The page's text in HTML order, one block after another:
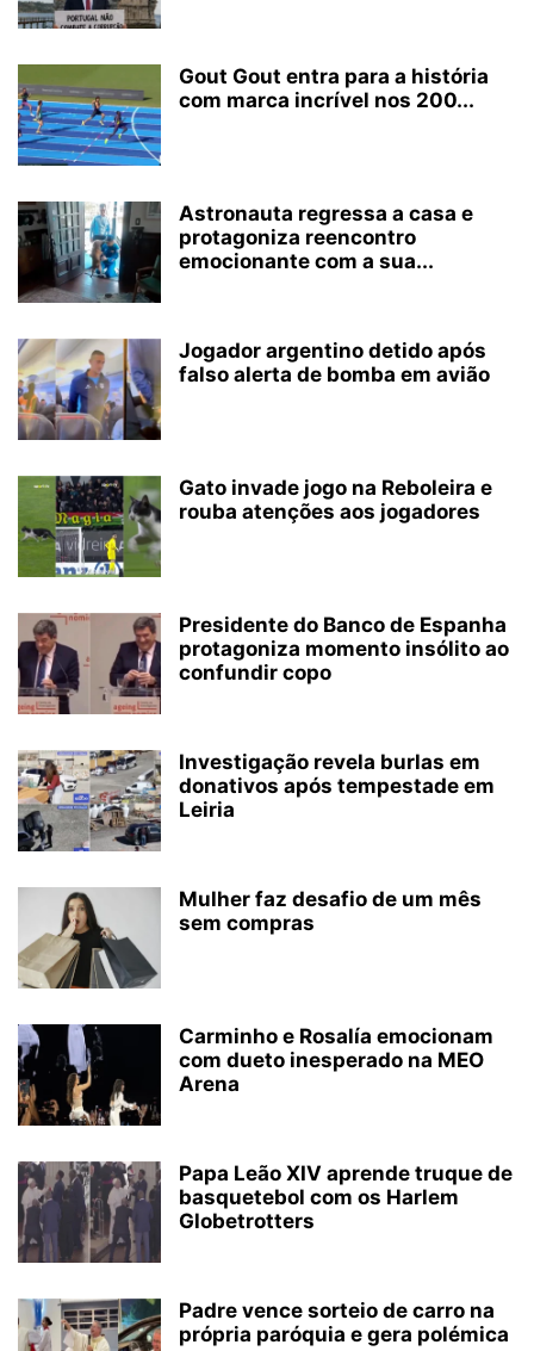
Gout Gout entra para a história
com marca incrível nos 200...
Astronauta regressa a casa e
protagoniza reencontro
emocionante com a sua...
Jogador argentino detido após
falso alerta de bomba em avião
Gato invade jogo na Reboleira e
rouba atenções aos jogadores
Presidente do Banco de Espanha
protagoniza momento insólito ao
confundir copo
Investigação revela burlas em
donativos após tempestade em
Leiria
Mulher faz desafio de um mês
sem compras
Carminho e Rosalía emocionam
com dueto inesperado na MEO
Arena
Papa Leão XIV aprende truque de
basquetebol com os Harlem
Globetrotters
Padre vence sorteio de carro na
própria paróquia e gera polémica